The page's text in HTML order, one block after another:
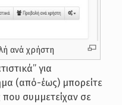
ανά χρήστη
για
(από-έως) μπορείτε
που συμμετείχαν σε